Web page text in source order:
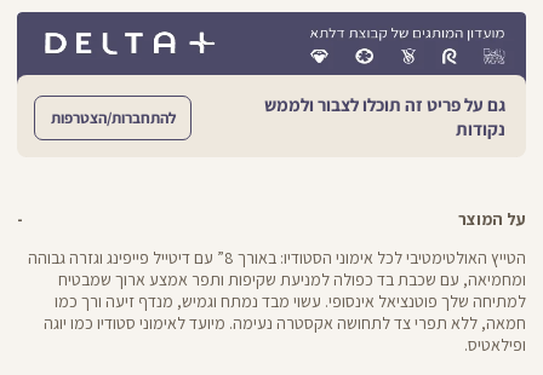
גם על פריט זה תוכלו לצבור ולממש
נקודות
להתחברות/הצטרפות
על המוצר
הטייץ האולטימטיבי לכל אימוני הסטודיו: באורך 8” עם דיטייל פייפינג וגזרה גבוהה
ומחמיאה, עם שכבת בד כפולה למניעת שקיפות ותפר אמצע ארוך שמבטיח
למתיחה שלך פוטנציאל אינסופי. עשוי מבד נמתח וגמיש, מנדף זיעה ורך כמו
חמאה, ללא תפרי צד לתחושה אקסטרה נעימה. מיועד לאימוני סטודיו כמו יוגה
ופילאטיס.